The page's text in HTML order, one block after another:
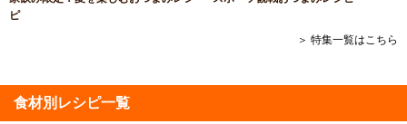
ピ
＞ 特集一覧はこちら
食材別レシピ一覧